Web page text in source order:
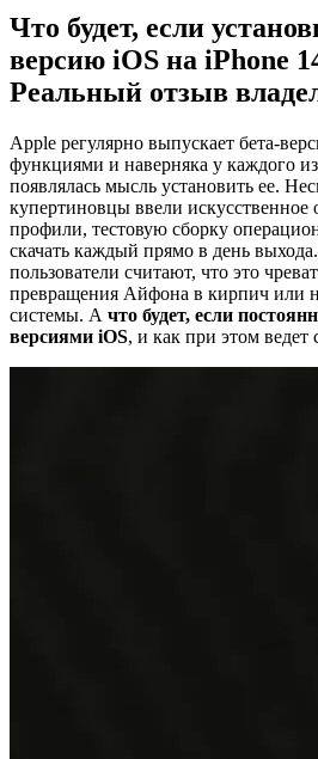
Что будет, если
версию iOS на iPhone
Реальный отзыв
Apple регулярно выпускает бета-
функциями и наверняка у каждого из
появлялась мысль установить ее.
купертиновцы ввели искусственное
профили, тестовую сборку
скачать каждый прямо в день
пользователи считают, что это
превращения Айфона в кирпич или
системы. А что будет, если
версиями iOS, и как при этом ведет